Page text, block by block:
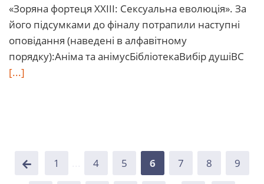
«Зоряна фортеця ХХІІІ: Сексуальна еволюція». За
його підсумками до фіналу потрапили наступні
оповідання (наведені в алфавітному
порядку):Аніма та анімусБібліотекаВибір душіВС
[...]
1 4 5 6 7 8 9